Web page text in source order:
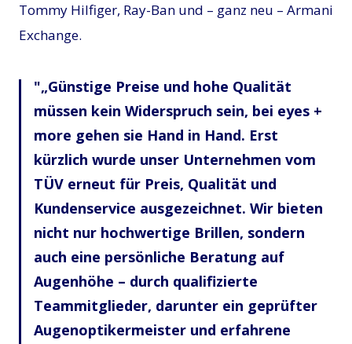
Tommy Hilfiger, Ray-Ban und – ganz neu – Armani
Exchange.
„Günstige Preise und hohe Qualität
müssen kein Widerspruch sein, bei eyes +
more gehen sie Hand in Hand. Erst
kürzlich wurde unser Unternehmen vom
TÜV erneut für Preis, Qualität und
Kundenservice ausgezeichnet. Wir bieten
nicht nur hochwertige Brillen, sondern
auch eine persönliche Beratung auf
Augenhöhe – durch qualifizierte
Teammitglieder, darunter ein geprüfter
Augenoptikermeister und erfahrene